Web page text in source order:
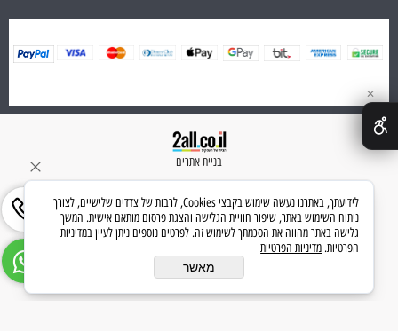
בניית אתרים
✕
לידיעתך, באתרנו נעשה שימוש בקבצי Cookies, לרבות של צדדים שלישיים, לצורך
ניתוח השימוש באתר, שיפור חוויית הגלישה והצגת פרסום מותאם אישית. המשך
גלישה באתר מהווה את הסכמתך לשימוש זה. לפרטים נוספים ניתן לעיין במדיניות
הפרטיות. מדיניות הפרטיות
מאשר